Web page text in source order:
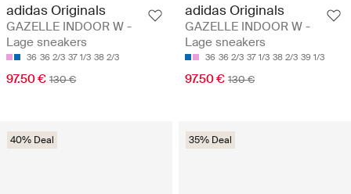
adidas Originals
GAZELLE INDOOR W -
Lage sneakers
36 36 2/3 37 1/3 38 2/3
97.50 € 130 €
adidas Originals
GAZELLE INDOOR W -
Lage sneakers
36 36 2/3 37 1/3 38 2/3 39 1/3
97.50 € 130 €
40% Deal 35% Deal